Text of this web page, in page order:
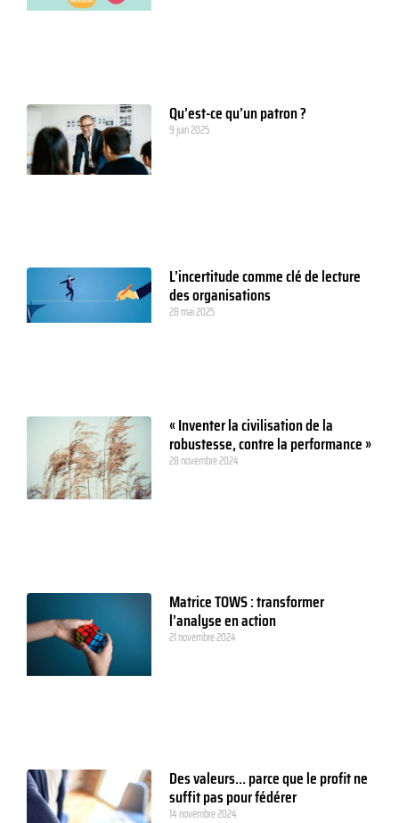
Qu’est-ce qu’un patron ?
9 juin 2025
L’incertitude comme clé de lecture
des organisations
28 mai 2025
« Inventer la civilisation de la
robustesse, contre la performance »
28 novembre 2024
Matrice TOWS : transformer
l’analyse en action
21 novembre 2024
Des valeurs… parce que le profit ne
suffit pas pour fédérer
14 novembre 2024